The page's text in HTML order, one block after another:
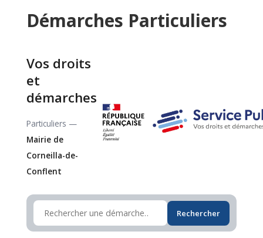
Démarches Particuliers
Vos droits
et
démarches
Particuliers —
Mairie de
Corneilla-de-
Conflent
Rechercher